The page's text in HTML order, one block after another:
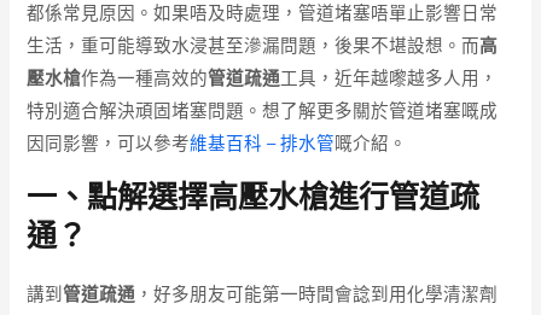
都係常見原因。如果唔及時處理，管道堵塞唔單止影響日常
生活，重可能導致水浸甚至滲漏問題，後果不堪設想。而高
壓水槍作為一種高效的管道疏通工具，近年越嚟越多人用，
特別適合解決頑固堵塞問題。想了解更多關於管道堵塞嘅成
因同影響，可以參考維基百科 – 排水管嘅介紹。
一、點解選擇高壓水槍進行管道疏
通？
講到管道疏通 ，好多朋友可能第一時間會諗到用化學清潔劑